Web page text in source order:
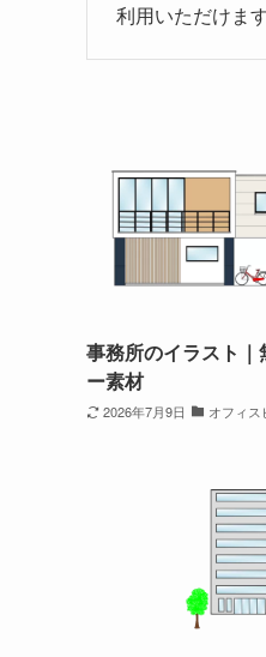
利用いただけます
事務所のイラスト｜
ー素材
2026年7月9日 オフィス